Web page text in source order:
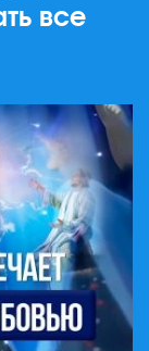
все